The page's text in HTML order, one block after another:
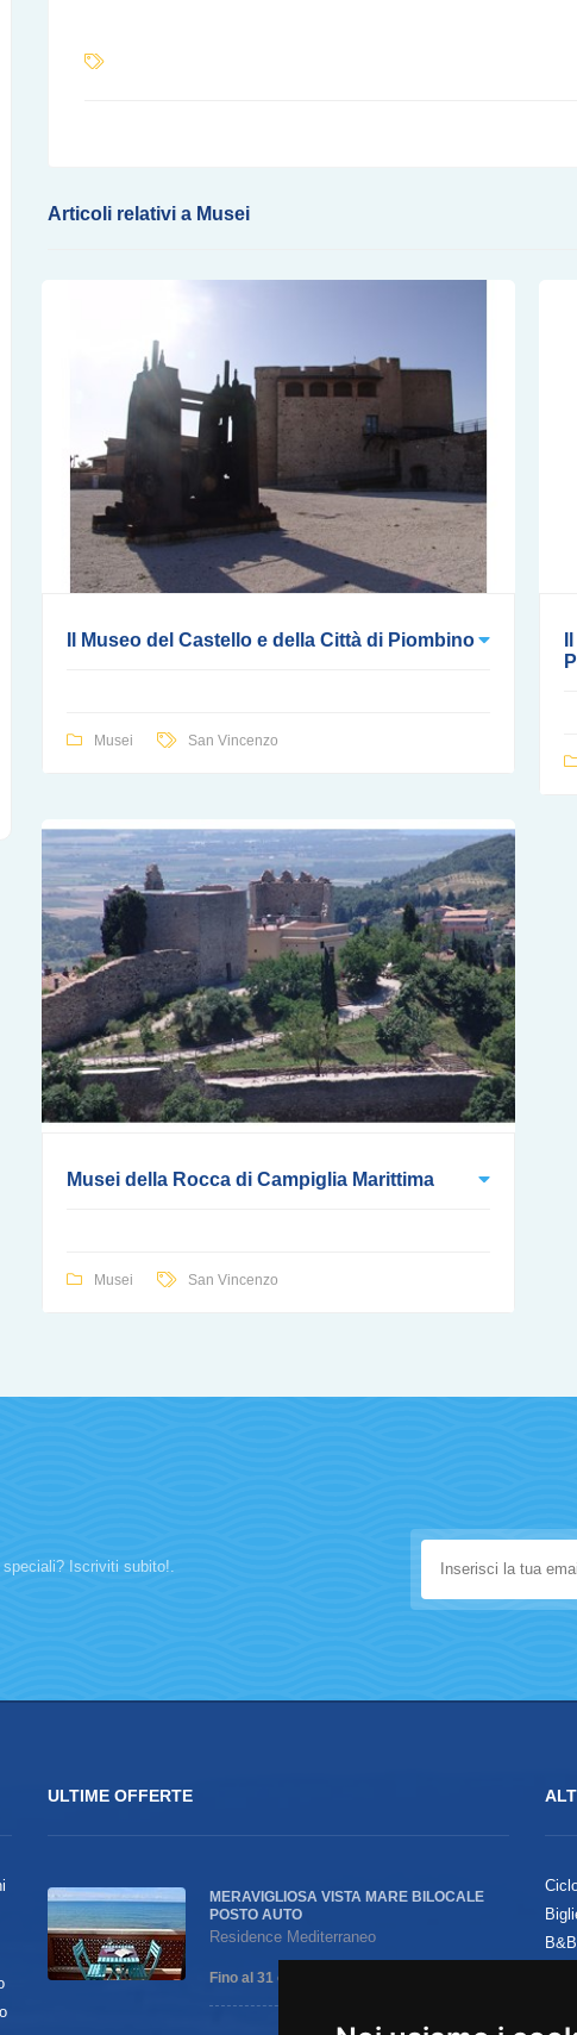
Articoli relativi a Musei
Il Museo del Castello e della Città di Piombino
Musei San Vincenzo
Musei della Rocca di Campiglia Marittima
Musei San Vincenzo
Iscriviti subito!.
ULTIME OFFERTE
MERAVIGLIOSA VISTA MARE BILOCALE
POSTO AUTO
Residence Mediterraneo
Fino al 31 ottobre